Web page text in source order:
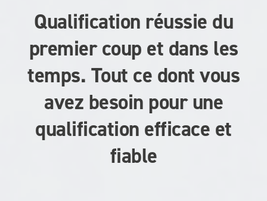
CONNEXION
Identifiant perdu ?
Créer un compte
Qualification réussie du
premier coup et dans les
temps. Tout ce dont vous
avez besoin pour une
qualification efficace et
fiable